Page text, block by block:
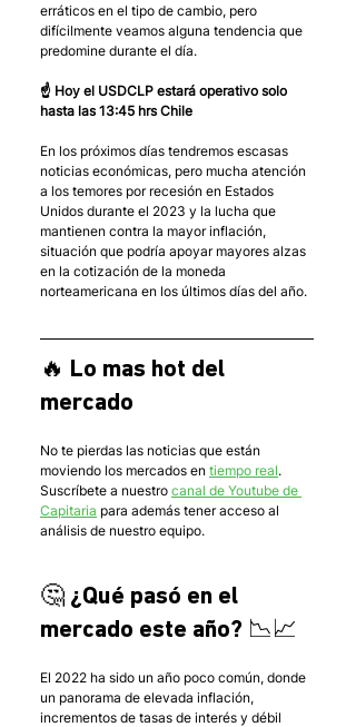
erráticos en el tipo de cambio, pero
difícilmente veamos alguna tendencia que
predomine durante el día.
☝️ Hoy el USDCLP estará operativo solo
hasta las 13:45 hrs Chile
En los próximos días tendremos escasas
noticias económicas, pero mucha atención
a los temores por recesión en Estados
Unidos durante el 2023 y la lucha que
mantienen contra la mayor inflación,
situación que podría apoyar mayores alzas
en la cotización de la moneda
norteamericana en los últimos días del año.
🔥 Lo mas hot del
mercado
No te pierdas las noticias que están
moviendo los mercados en tiempo real.
Suscríbete a nuestro canal de Youtube de
Capitaria para además tener acceso al
análisis de nuestro equipo.
🤔 ¿Qué pasó en el
mercado este año? 📉📈
El 2022 ha sido un año poco común, donde
un panorama de elevada inflación,
incrementos de tasas de interés y débil